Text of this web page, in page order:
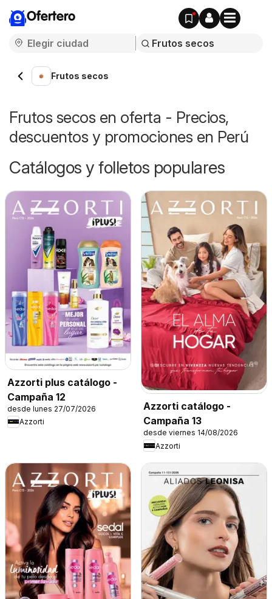
Ofertero
Frutos secos
Frutos secos en oferta - Precios,
descuentos y promociones en Perú
Catálogos y folletos populares
Azzorti plus catálogo -
Campaña 12
desde lunes 27/07/2026
Azzorti
Azzorti catálogo -
Campaña 13
desde viernes 14/08/2026
Azzorti